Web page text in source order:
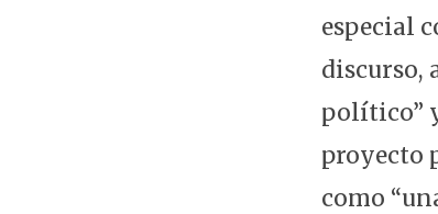
especial
discurso,
político”
proyecto
como